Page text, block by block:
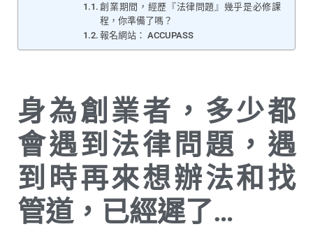
創業期間，經歷『法律問題』幾乎是必修課
程，你準備了嗎？
報名網站： ACCUPASS
身為創業者，多少都
會遇到法律問題，遇
到時再來想辦法和找
管道，已經遲了…